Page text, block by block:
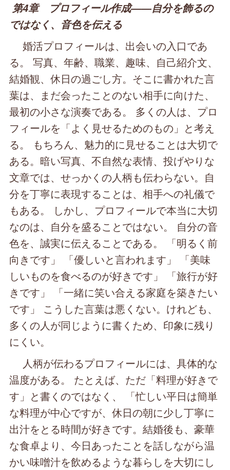
第4章 プロフィール作成――自分を飾るの
ではなく、音色を伝える
婚活プロフィールは、出会いの入口であ
る。 写真、年齢、職業、趣味、自己紹介文、
結婚観、休日の過ごし方。そこに書かれた言
葉は、まだ会ったことのない相手に向けた、
最初の小さな演奏である。 多くの人は、プロ
フィールを「よく見せるためのもの」と考え
る。 もちろん、魅力的に見せることは大切で
ある。暗い写真、不自然な表情、投げやりな
文章では、せっかくの人柄も伝わらない。自
分を丁寧に表現することは、相手への礼儀で
もある。 しかし、プロフィールで本当に大切
なのは、自分を盛ることではない。 自分の音
色を、誠実に伝えることである。 「明るく前
向きです」 「優しいと言われます」 「美味
しいものを食べるのが好きです」 「旅行が好
きです」 「一緒に笑い合える家庭を築きたい
です」 こうした言葉は悪くない。けれども、
多くの人が同じように書くため、印象に残り
にくい。
人柄が伝わるプロフィールには、具体的な
温度がある。 たとえば、ただ「料理が好きで
す」と書くのではなく、 「忙しい平日は簡単
な料理が中心ですが、休日の朝に少し丁寧に
出汁をとる時間が好きです。結婚後も、豪華
な食卓より、今日あったことを話しながら温
かい味噌汁を飲めるような暮らしを大切にし